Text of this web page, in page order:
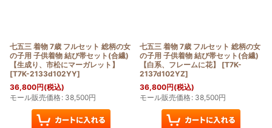
七五三 着物 7歳 フルセット 総柄の女
の子用 子供着物 結び帯セット(合繊)
【生成り、市松にマーガレット】
[T7K-2133d102YY]
36,800円(税込)
モール販売価格: 38,500円
七五三 着物 7歳 フルセット 総柄の女
の子用 子供着物 結び帯セット(合繊)
【白系、フレームに花】
[T7K-
2137d102YZ]
36,800円(税込)
モール販売価格: 38,500円